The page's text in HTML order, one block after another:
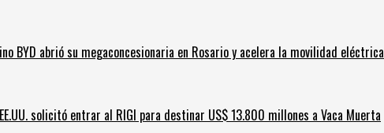
BYD abrió su megaconcesionaria en Rosario y acelera la movilidad eléctrica
solicitó entrar al RIGI para destinar US$ 13.800 millones a Vaca Muerta